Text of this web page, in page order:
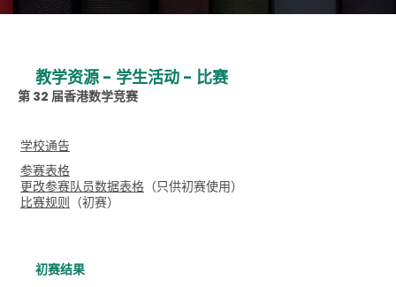
教学资源 - 学生活动 - 比赛
第 32 届香港数学竞赛
学校通告
参赛表格
更改参赛队员数据表格 （只供初赛使用）
比赛规则 （初赛）
初赛结果